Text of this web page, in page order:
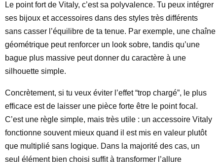
Le point fort de Vitaly, c’est sa polyvalence. Tu peux intégrer
ses bijoux et accessoires dans des styles très différents
sans casser l’équilibre de ta tenue. Par exemple, une chaîne
géométrique peut renforcer un look sobre, tandis qu’une
bague plus massive peut donner du caractère à une
silhouette simple.
Concrètement, si tu veux éviter l’effet “trop chargé”, le plus
efficace est de laisser une pièce forte être le point focal.
C’est une règle simple, mais très utile : un accessoire Vitaly
fonctionne souvent mieux quand il est mis en valeur plutôt
que multiplié sans logique. Dans la majorité des cas, un
seul élément bien choisi suffit à transformer l’allure